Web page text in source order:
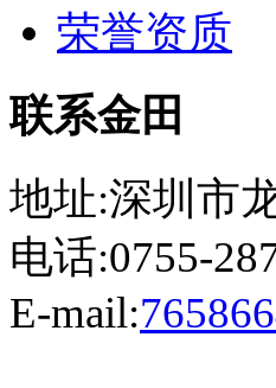
荣誉资质
联系金田
地址:深圳市
电话:0755-
E-mail: